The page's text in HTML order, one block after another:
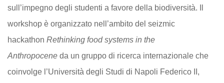
sull’impegno degli studenti a favore della biodiversità. Il
workshop è organizzato nell’ambito del seizmic
hackathon Rethinking food systems in the
Anthropocene da un gruppo di ricerca internazionale che
coinvolge l’Università degli Studi di Napoli Federico II,